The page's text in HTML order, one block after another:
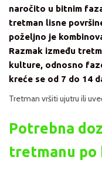
naročito u bitnim
tretman lisne
poželjno je
Razmak između
kulture, odnosno
kreće se od 7 do 14
Tretman vršiti ujutru ili
Potrebna
tretmanu po